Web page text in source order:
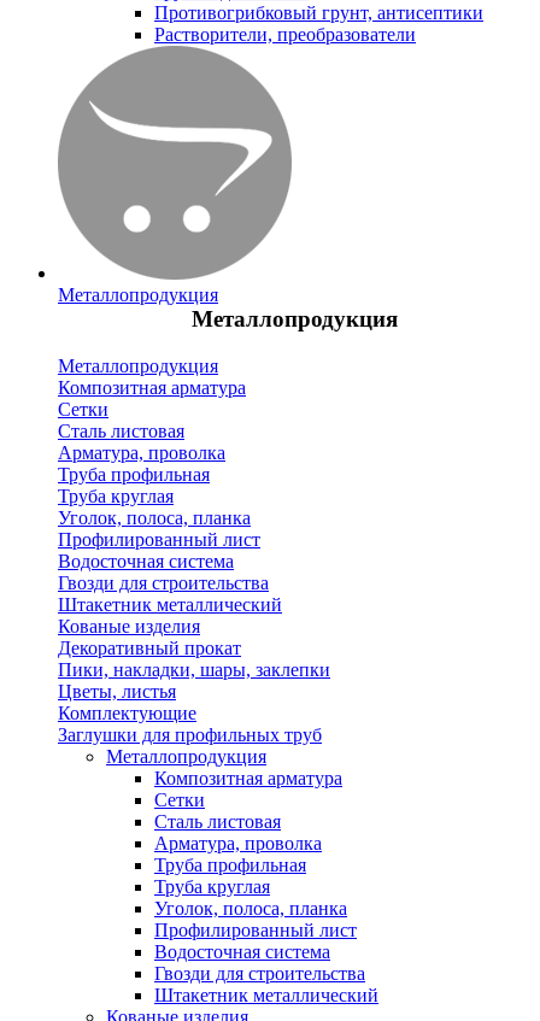
Противогрибковый грунт, антисептики
Растворители, преобразователи
Металлопродукция
Металлопродукция
Металлопродукция
Композитная арматура
Сетки
Сталь листовая
Арматура, проволка
Труба профильная
Труба круглая
Уголок, полоса, планка
Профилированный лист
Водосточная система
Гвозди для строительства
Штакетник металлический
Кованые изделия
Декоративный прокат
Пики, накладки, шары, заклепки
Цветы, листья
Комплектующие
Заглушки для профильных труб
Металлопродукция
Композитная арматура
Сетки
Сталь листовая
Арматура, проволка
Труба профильная
Труба круглая
Уголок, полоса, планка
Профилированный лист
Водосточная система
Гвозди для строительства
Штакетник металлический
Кованые изделия